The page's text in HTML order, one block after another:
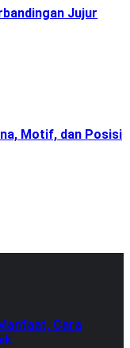
Jujur
Motif, dan Posisi
Cara